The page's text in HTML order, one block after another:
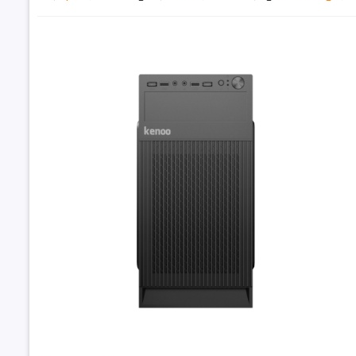
RAM
Ổ cứng
Đồ họa
Cổng
Cổng
12400/